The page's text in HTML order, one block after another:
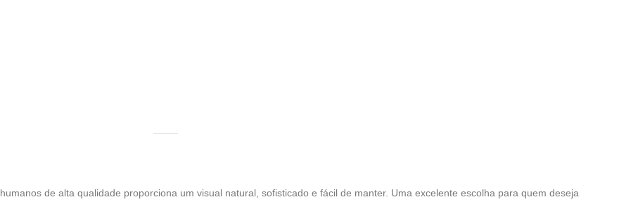
de alta qualidade proporciona um visual natural, sofisticado e fácil de manter. Uma excelente escolha para quem deseja